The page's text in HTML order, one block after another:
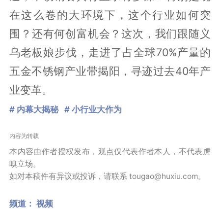
在这么卷的大环境下，这个行业如何突
围？还有何创富机会？这次，我们跟随义
乌老板娘步伐，走进了占全球70%产量的
五金不锈钢产业带揭阳，寻迹过去40年产
业变革。
# 内幕大揭秘 # 小行业大作为
内容为转载
本内容由作者授权发布，观点仅代表作者本人，不代表虎
嗅立场。
如对本稿件有异议或投诉，请联系 tougao@huxiu.com。
频道： 视频